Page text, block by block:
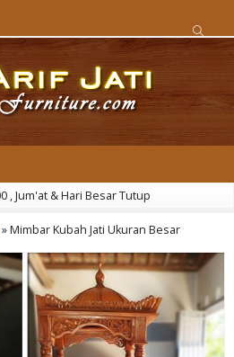
, Jum'at & Hari Besar Tutup
»Mimbar Kubah Jati Ukuran Besar